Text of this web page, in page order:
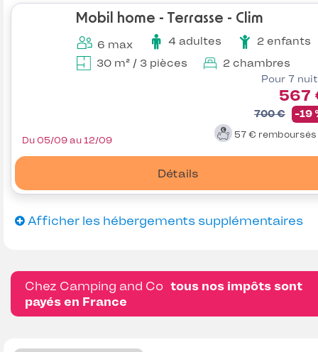
Mobil home - Terrasse - Clim
6 max 4 adultes
2 enfants
30 m² / 3 pièces
2 chambres
Pour 7
567
700 € -19
57 € remboursés
Détails
Du 05/09 au 12/09
Afficher les hébergements supplémentaires
Chez Camping and Co tous nos impôts sont
payés en France